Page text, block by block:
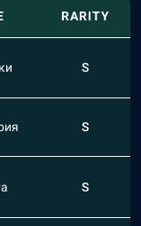
RARITY
S
S
S